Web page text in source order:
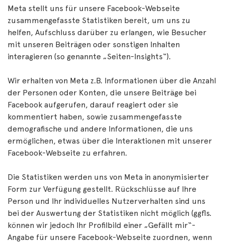
Meta stellt uns für unsere Facebook-Webseite
zusammengefasste Statistiken bereit, um uns zu
helfen, Aufschluss darüber zu erlangen, wie Besucher
mit unseren Beiträgen oder sonstigen Inhalten
interagieren (so genannte „Seiten-Insights“).
Wir erhalten von Meta z.B. Informationen über die Anzahl
der Personen oder Konten, die unsere Beiträge bei
Facebook aufgerufen, darauf reagiert oder sie
kommentiert haben, sowie zusammengefasste
demografische und andere Informationen, die uns
ermöglichen, etwas über die Interaktionen mit unserer
Facebook-Webseite zu erfahren.
Die Statistiken werden uns von Meta in anonymisierter
Form zur Verfügung gestellt. Rückschlüsse auf Ihre
Person und Ihr individuelles Nutzerverhalten sind uns
bei der Auswertung der Statistiken nicht möglich (ggfls.
können wir jedoch Ihr Profilbild einer „Gefällt mir“-
Angabe für unsere Facebook-Webseite zuordnen, wenn